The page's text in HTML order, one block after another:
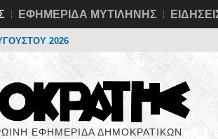
ΕΦΗΜΕΡΙΔΑ ΜΥΤΙΛΗΝΗΣ
2026
ΕΦΗΜΕΡΙΔΑ ΔΗΜΟΚΡΑΤΙΚΩΝ